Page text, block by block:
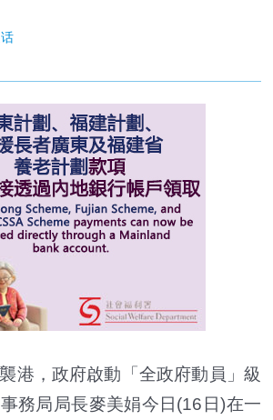
港，政府啟動「全政府動員」級
務局局長麥美娟今日(16日)在一